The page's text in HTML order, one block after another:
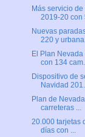
Más servicio
2019-20 con
Nuevas
220 y
El Plan
con 134
Dispositivo de
Navidad
Plan de
carreteras ...
20.000 tarjetas
días con ...